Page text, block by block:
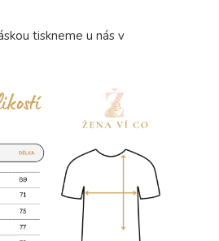
tiskneme u nás v